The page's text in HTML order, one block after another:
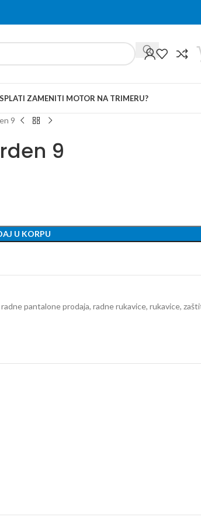
ZAMENITI MOTOR NA TRIMERU?
9
9
U KORPU
radne pantalone prodaja, radne rukavice, rukavice,